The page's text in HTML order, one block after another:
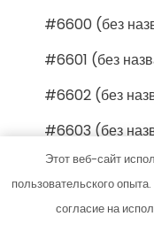
#6600 (без
#6601 (без
#6602 (без
#6603 (без
#6604 (без
Этот веб-сайт
пользовательского
согласие на